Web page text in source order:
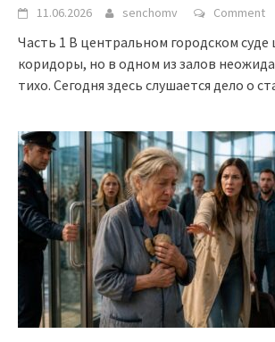
11.06.2026 senchomv Comment
Часть 1 В центральном городском
коридоры, но в одном из залов
тихо. Сегодня здесь слушается дело о